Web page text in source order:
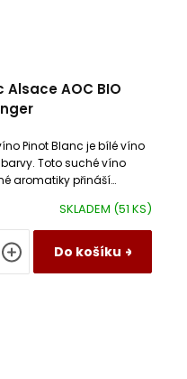
Alsace AOC BIO
SKLADEM (51 KS)
Do košíku
Pinot Blanc je bílé víno
Toto suché víno
aromatiky přináší
s vyváženou ovocnou